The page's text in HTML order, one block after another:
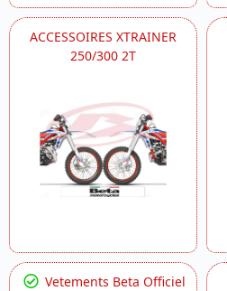
ACCESSOIRES XTRAINER
250/300 2T
Vetements Beta Officiel